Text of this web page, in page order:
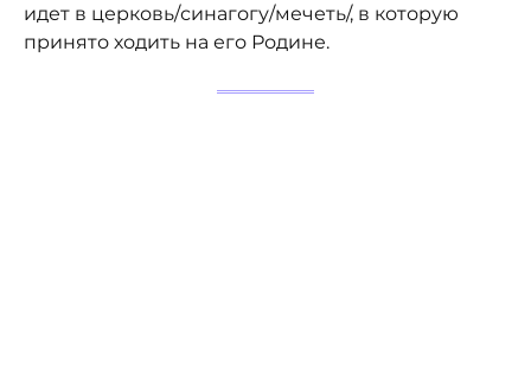
идет в церковь/синагогу/мечеть/, в которую
принято ходить на его Родине.